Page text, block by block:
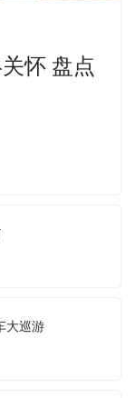
怀 盘点
大巡游